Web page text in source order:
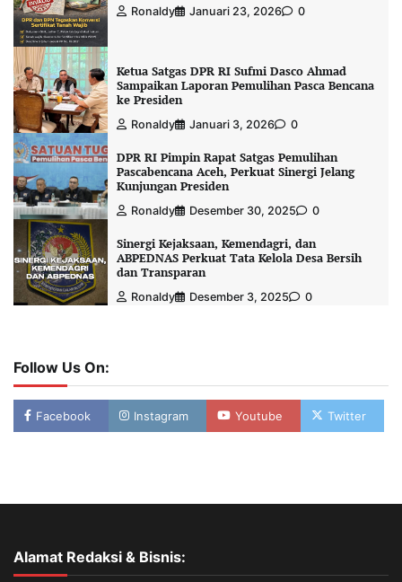
Ronaldy Januari 23, 2026 0
Ketua Satgas DPR RI Sufmi Dasco Ahmad
Sampaikan Laporan Pemulihan Pasca Bencana
ke Presiden
Ronaldy Januari 3, 2026 0
DPR RI Pimpin Rapat Satgas Pemulihan
Pascabencana Aceh, Perkuat Sinergi Jelang
Kunjungan Presiden
Ronaldy Desember 30, 2025 0
Sinergi Kejaksaan, Kemendagri, dan
ABPEDNAS Perkuat Tata Kelola Desa Bersih
dan Transparan
Ronaldy Desember 3, 2025 0
Follow Us On:
Facebook Instagram Youtube Twitter
Alamat Redaksi & Bisnis: